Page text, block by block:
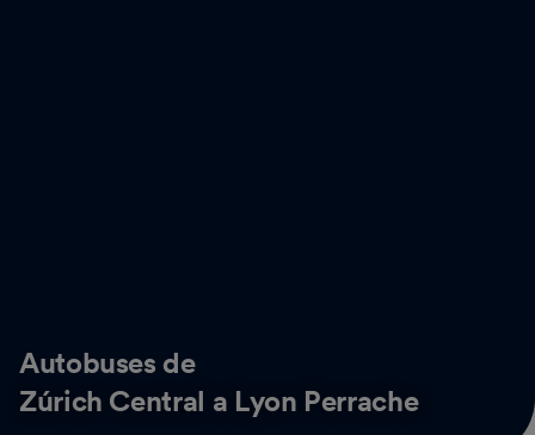
Autobuses de
Zúrich Central a Lyon Perrache